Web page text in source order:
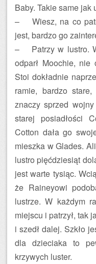
Baby. Takie same
– Wiesz, na co
jest, bardzo go
– Patrzy w lustro.
odparł Moochie,
Stoi dokładnie
ramie, bardzo
znaczy sprzed
starej posiadłości
Cotton dała go
mieszka w Glades.
lustro pięćdziesiąt
jest warte tysiąc.
że Raineyowi
lustrze. W każdym
miejscu i patrzył, tak
i szedł dalej. Szkło
dla dzieciaka to
krzywych luster.